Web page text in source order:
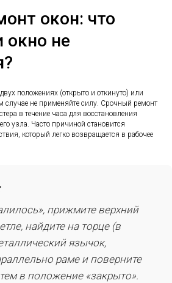
окон: что
окно не
положениях (открыто и откинуто) или
случае не применяйте силу. Срочный ремонт
в течение часа для восстановления
узла. Часто причиной становится
который легко возвращается в рабочее
прижмите верхний
найдите на торце (в
язычок,
раме и поверните
в положение «закрыто».